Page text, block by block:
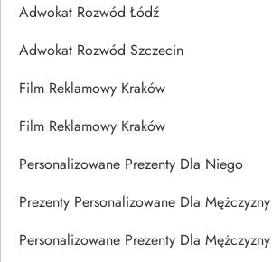
Adwokat Rozwód Łódź
Adwokat Rozwód Szczecin
Film Reklamowy Kraków
Film Reklamowy Kraków
Personalizowane Prezenty Dla Niego
Prezenty Personalizowane Dla Mężczyzny
Personalizowane Prezenty Dla Mężczyzny